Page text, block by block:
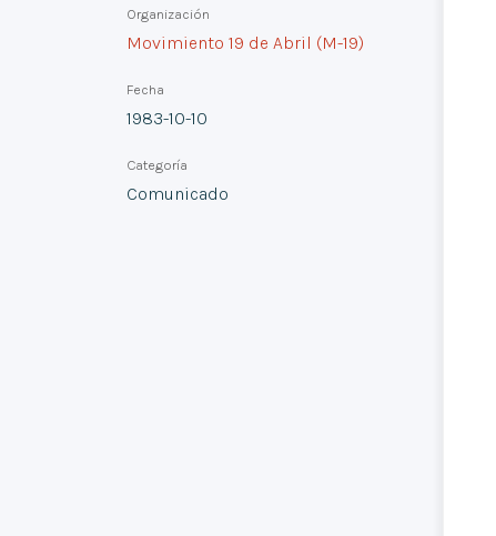
Organización
Movimiento 19 de Abril (M-19)
Fecha
1983-10-10
Categoría
Comunicado